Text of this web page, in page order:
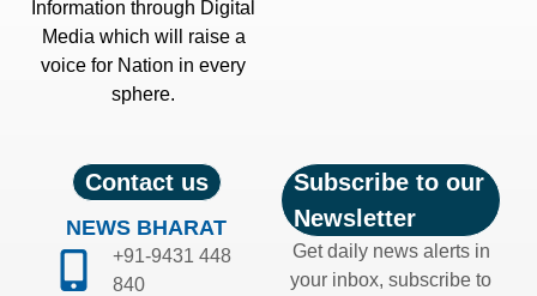
Information through Digital
Media which will raise a
voice for Nation in every
sphere.
Contact us
NEWS BHARAT
+91-9431 448
840
Subscribe to our
Newsletter
Get daily news alerts in
your inbox, subscribe to